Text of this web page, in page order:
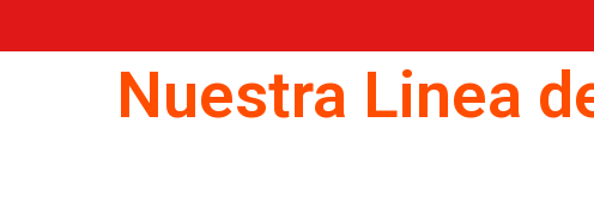
Nuestra Linea